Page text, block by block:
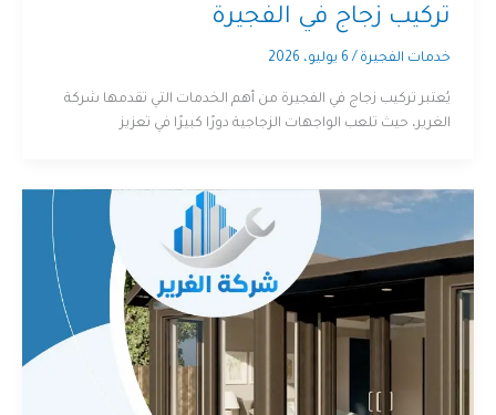
تركيب زجاج في الفجيرة
خدمات الفجيرة / 6 يوليو، 2026
يُعتبر تركيب زجاج في الفجيرة من أهم الخدمات التي تقدمها شركة
الغرير، حيث تلعب الواجهات الزجاجية دورًا كبيرًا في تعزيز